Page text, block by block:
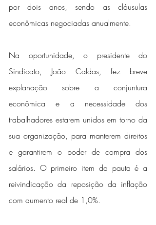
por dois anos, sendo as cláusulas
econômicas negociadas anualmente.
Na oportunidade, o presidente do
Sindicato, João Caldas, fez breve
explanação sobre a conjuntura
econômica e a necessidade dos
trabalhadores estarem unidos em torno da
sua organização, para manterem direitos
e garantirem o poder de compra dos
salários. O primeiro item da pauta é a
reivindicação da reposição da inflação
com aumento real de 1,0%.